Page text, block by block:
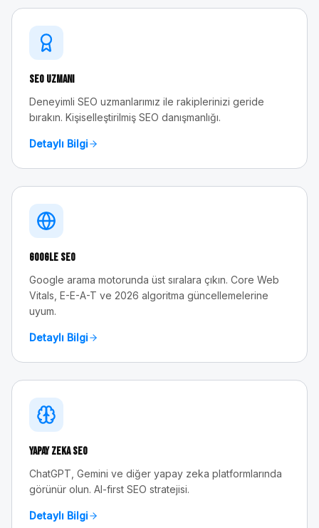
SEO Uzmanı
Deneyimli SEO uzmanlarımız ile rakiplerinizi geride
bırakın. Kişiselleştirilmiş SEO danışmanlığı.
Detaylı Bilgi
Google SEO
Google arama motorunda üst sıralara çıkın. Core Web
Vitals, E-E-A-T ve 2026 algoritma güncellemelerine
uyum.
Detaylı Bilgi
Yapay Zeka SEO
ChatGPT, Gemini ve diğer yapay zeka platformlarında
görünür olun. AI-first SEO stratejisi.
Detaylı Bilgi